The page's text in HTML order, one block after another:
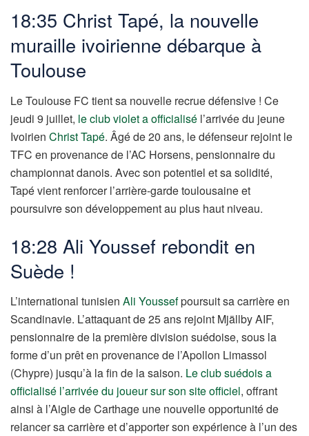
18:35 Christ Tapé, la nouvelle
muraille ivoirienne débarque à
Toulouse
Le Toulouse FC tient sa nouvelle recrue défensive ! Ce
jeudi 9 juillet, le club violet a officialisé l’arrivée du jeune
Ivoirien Christ Tapé. Âgé de 20 ans, le défenseur rejoint le
TFC en provenance de l’AC Horsens, pensionnaire du
championnat danois. Avec son potentiel et sa solidité,
Tapé vient renforcer l’arrière-garde toulousaine et
poursuivre son développement au plus haut niveau.
18:28 Ali Youssef rebondit en
Suède !
L’international tunisien Ali Youssefpoursuit sa carrière en
Scandinavie. L’attaquant de 25 ans rejoint Mjällby AIF,
pensionnaire de la première division suédoise, sous la
forme d’un prêt en provenance de l’Apollon Limassol
(Chypre) jusqu’à la fin de la saison. Le club suédois a
officialisé l’arrivée du joueur sur son site officiel, offrant
ainsi à l’Aigle de Carthage une nouvelle opportunité de
relancer sa carrière et d’apporter son expérience à l’un des